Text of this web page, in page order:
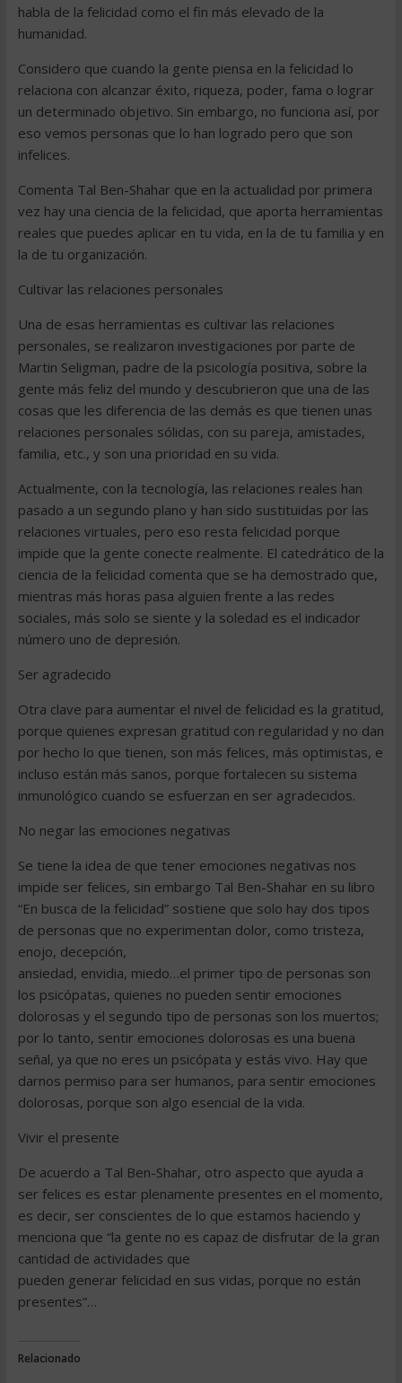
habla de la felicidad como el fin más elevado de la
humanidad.
Considero que cuando la gente piensa en la felicidad lo
relaciona con alcanzar éxito, riqueza, poder, fama o lograr
un determinado objetivo. Sin embargo, no funciona así, por
eso vemos personas que lo han logrado pero que son
infelices.
Comenta Tal Ben-Shahar que en la actualidad por primera
vez hay una ciencia de la felicidad, que aporta herramientas
reales que puedes aplicar en tu vida, en la de tu familia y en
la de tu organización.
Cultivar las relaciones personales
Una de esas herramientas es cultivar las relaciones
personales, se realizaron investigaciones por parte de
Martin Seligman, padre de la psicología positiva, sobre la
gente más feliz del mundo y descubrieron que una de las
cosas que les diferencia de las demás es que tienen unas
relaciones personales sólidas, con su pareja, amistades,
familia, etc., y son una prioridad en su vida.
Actualmente, con la tecnología, las relaciones reales han
pasado a un segundo plano y han sido sustituidas por las
relaciones virtuales, pero eso resta felicidad porque
impide que la gente conecte realmente. El catedrático de la
ciencia de la felicidad comenta que se ha demostrado que,
mientras más horas pasa alguien frente a las redes
sociales, más solo se siente y la soledad es el indicador
número uno de depresión.
Ser agradecido
Otra clave para aumentar el nivel de felicidad es la gratitud,
porque quienes expresan gratitud con regularidad y no dan
por hecho lo que tienen, son más felices, más optimistas, e
incluso están más sanos, porque fortalecen su sistema
inmunológico cuando se esfuerzan en ser agradecidos.
No negar las emociones negativas
Se tiene la idea de que tener emociones negativas nos
impide ser felices, sin embargo Tal Ben-Shahar en su libro
“En busca de la felicidad” sostiene que solo hay dos tipos
de personas que no experimentan dolor, como tristeza,
enojo, decepción,
ansiedad, envidia, miedo…el primer tipo de personas son
los psicópatas, quienes no pueden sentir emociones
dolorosas y el segundo tipo de personas son los muertos;
por lo tanto, sentir emociones dolorosas es una buena
señal, ya que no eres un psicópata y estás vivo. Hay que
darnos permiso para ser humanos, para sentir emociones
dolorosas, porque son algo esencial de la vida.
Vivir el presente
De acuerdo a Tal Ben-Shahar, otro aspecto que ayuda a
ser felices es estar plenamente presentes en el momento,
es decir, ser conscientes de lo que estamos haciendo y
menciona que “la gente no es capaz de disfrutar de la gran
cantidad de actividades que
pueden generar felicidad en sus vidas, porque no están
presentes”…
Relacionado